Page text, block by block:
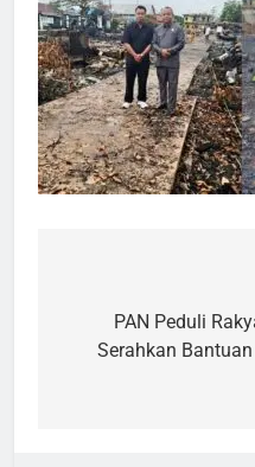
PAN Peduli
Serahkan